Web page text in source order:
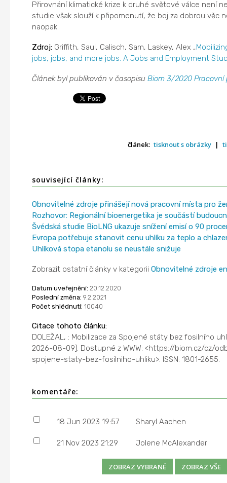
Přirovnání klimatické krize k druhé světové válce není
studie však slouží k připomenutí, že boj za dobrou věc
naopak.
Zdroj: Griffith, Saul, Calisch, Sam, Laskey, Alex „
jobs, jobs, and more jobs. A Jobs and Employment
Článek byl publikován v časopisuBiom 3/2020 Pracovní
článek: tisknout s obrázky |
související články:
Obnovitelné zdroje přinášejí nová pracovní místa pro
Rozhovor: Regionální bioenergetika je součástí
Švédská studie BioLNG ukazuje snížení emisí o 90
Evropa potřebuje stanovit cenu uhlíku za teplo a
Uhlíková stopa etanolu se neustále snižuje
Zobrazit ostatní články v kategoriiObnovitelné zdroje
Datum uveřejnění: 20.12.2020
Poslední změna: 9.2.2021
Počet shlédnutí: 10040
Citace tohoto článku:
DOLEŽAL, : Mobilizace za Spojené státy bez fosilního
2026-08-09]. Dostupné z WWW: <https://biom.cz/cz/
spojene-staty-bez-fosilniho-uhliku>. ISSN: 1801-2655.
komentáře:
18 Jun 2023 19:57 Sharyl Aachen
21 Nov 2023 21:29 Jolene McAlexander